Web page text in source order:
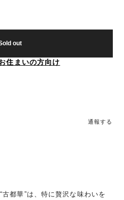
out
住まいの方向け
通報する
都華”は、特に贅沢な味わいを